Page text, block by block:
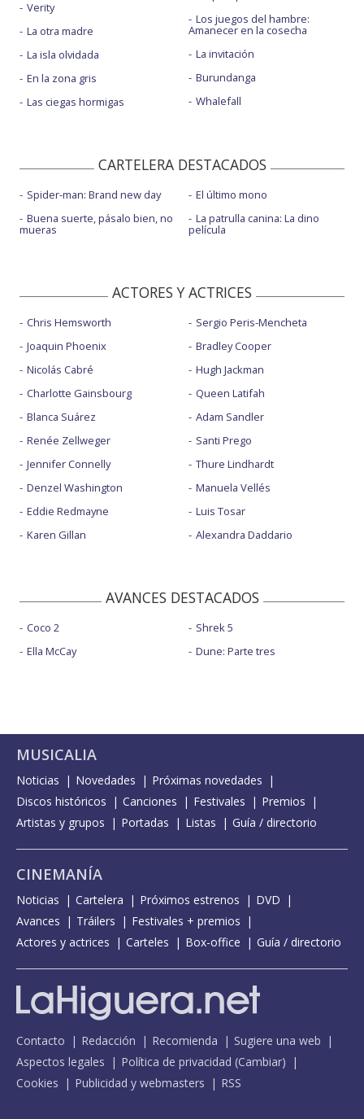
Verity
La otra madre
La isla olvidada
En la zona gris
Las ciegas hormigas
Los juegos del hambre:
Amanecer en la cosecha
La invitación
Burundanga
Whalefall
CARTELERA DESTACADOS
Spider-man: Brand new day
Buena suerte, pásalo bien, no
mueras
El último mono
La patrulla canina: La dino
película
ACTORES Y ACTRICES
Chris Hemsworth
Joaquin Phoenix
Nicolás Cabré
Charlotte Gainsbourg
Blanca Suárez
Renée Zellweger
Jennifer Connelly
Denzel Washington
Eddie Redmayne
Karen Gillan
Sergio Peris-Mencheta
Bradley Cooper
Hugh Jackman
Queen Latifah
Adam Sandler
Santi Prego
Thure Lindhardt
Manuela Vellés
Luis Tosar
Alexandra Daddario
AVANCES DESTACADOS
Coco 2
Ella McCay
Shrek 5
Dune: Parte tres
MUSICALIA
Noticias Novedades
Próximas novedades
Discos históricos
Canciones Festivales
Premios
Artistas y grupos
Portadas Listas Guía / directorio
CINEMANÍA
Noticias Cartelera Próximos estrenos
DVD
Avances
Tráilers
Festivales + premios
Actores y actrices
Carteles Box-office Guía / directorio
Contacto Redacción Recomienda
Sugiere una web
Aspectos legales
Política de privacidad (Cambiar)
Cookies
Publicidad y webmasters RSS